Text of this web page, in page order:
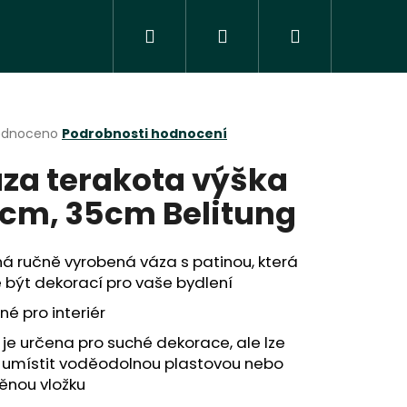
Hledat PřihlášeníNákupní
Podrobnosti hodnocení
terakota výška
35cm Belitung
ručně vyrobená váza s patinou, která
být dekorací pro vaše bydlení
pro interiér
určena pro suché dekorace, ale lze
voděodolnou plastovou nebo
vložku
Následující